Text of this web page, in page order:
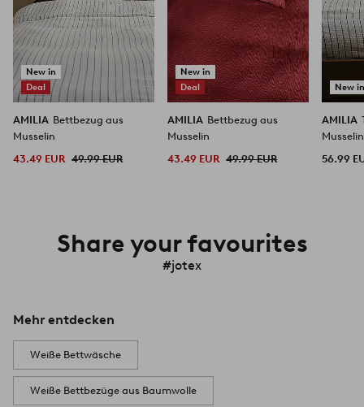
New in
Deal
AMILIA Bettbezug aus
Musselin
43.49 EUR 49.99 EUR
New in
Deal
AMILIA Bettbezug aus
Musselin
43.49 EUR 49.99 EUR
New
AMILIA
Musselin
56.99
Share your favourites
#jotex
Mehr entdecken
Weiße Bettwäsche
Weiße Bettbezüge aus Baumwolle